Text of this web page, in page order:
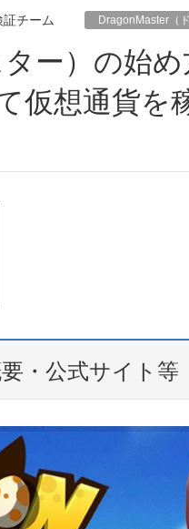
チーム DragonMaster（
仮想通貨を
・公式サイト等